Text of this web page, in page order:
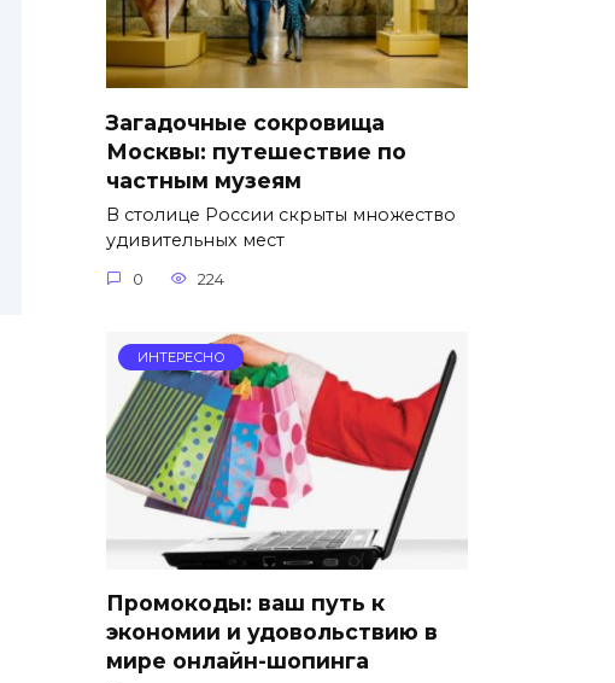
Загадочные сокровища
Москвы: путешествие по
частным музеям
В столице России скрыты множество
удивительных мест
0 224
ИНТЕРЕСНО
Промокоды: ваш путь к
экономии и удовольствию в
мире онлайн-шопинга